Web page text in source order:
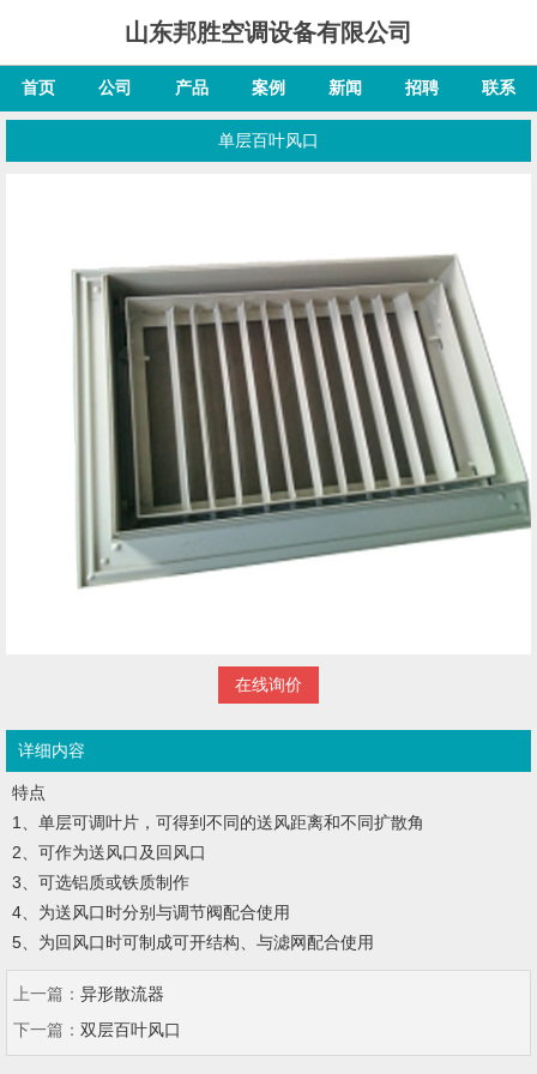
山东邦胜空调设备有限公司
首页 公司 产品 案例 新闻 招聘 联系
单层百叶风口
在线询价
详细内容
特点
1、单层可调叶片，可得到不同的送风距离和不同扩散角
2、可作为送风口及回风口
3、可选铝质或铁质制作
4、为送风口时分别与调节阀配合使用
5、为回风口时可制成可开结构、与滤网配合使用
上一篇： 异形散流器
下一篇： 双层百叶风口